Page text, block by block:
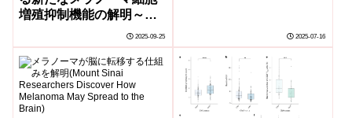
増殖抑制機能の解明～新
たなメラノーマ治療戦略
への応用に期待～
2025-09-25 2025-07-16